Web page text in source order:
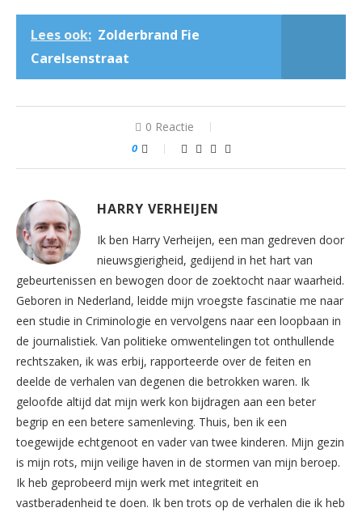
Lees ook: Zolderbrand Fie
Carelsenstraat
0 Reactie
0
HARRY VERHEIJEN
Ik ben Harry Verheijen, een man gedreven door
nieuwsgierigheid, gedijend in het hart van
gebeurtenissen en bewogen door de zoektocht naar waarheid.
Geboren in Nederland, leidde mijn vroegste fascinatie me naar
een studie in Criminologie en vervolgens naar een loopbaan in
de journalistiek. Van politieke omwentelingen tot onthullende
rechtszaken, ik was erbij, rapporteerde over de feiten en
deelde de verhalen van degenen die betrokken waren. Ik
geloofde altijd dat mijn werk kon bijdragen aan een beter
begrip en een betere samenleving. Thuis, ben ik een
toegewijde echtgenoot en vader van twee kinderen. Mijn gezin
is mijn rots, mijn veilige haven in de stormen van mijn beroep.
Ik heb geprobeerd mijn werk met integriteit en
vastberadenheid te doen. Ik ben trots op de verhalen die ik heb